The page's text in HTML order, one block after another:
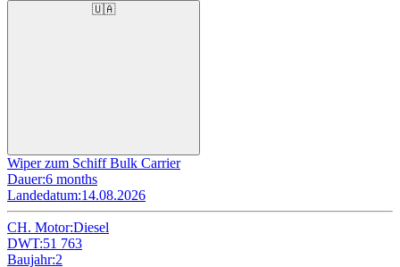
🇺🇦
Wiper zum Schiff Bulk Carrier
Dauer:6 months
Landedatum:14.08.2026
CH. Motor:Diesel
DWT:51 763
Baujahr:2